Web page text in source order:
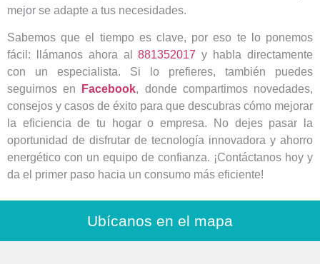
mejor se adapte a tus necesidades.
Sabemos que el tiempo es clave, por eso te lo ponemos
fácil: llámanos ahora al881352017‬ y habla directamente
con un especialista. Si lo prefieres, también puedes
seguirnos en
Facebook, donde compartimos novedades,
consejos y casos de éxito para que descubras cómo mejorar
la eficiencia de tu hogar o empresa. No dejes pasar la
oportunidad de disfrutar de tecnología innovadora y ahorro
energético con un equipo de confianza. ¡Contáctanos hoy y
da el primer paso hacia un consumo más eficiente!
Ubícanos en el mapa